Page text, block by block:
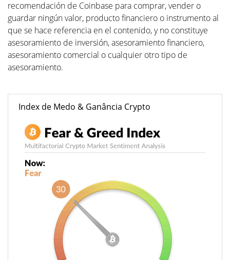
recomendación de Coinbase para comprar, vender o
guardar ningún valor, producto financiero o instrumento al
que se hace referencia en el contenido, y no constituye
asesoramiento de inversión, asesoramiento financiero,
asesoramiento comercial o cualquier otro tipo de
asesoramiento.
Index de Medo & Ganância Crypto